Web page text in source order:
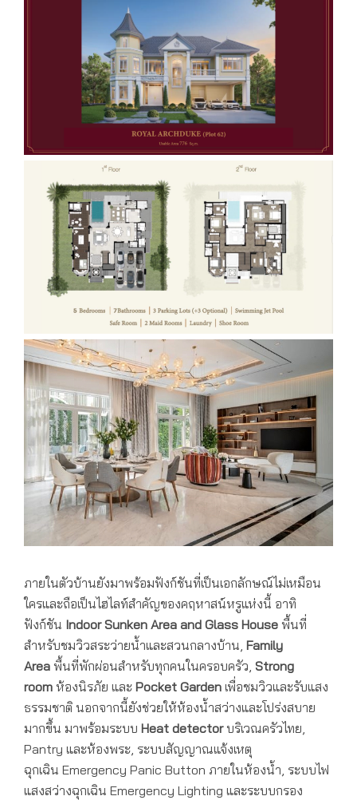
ภายในตัวบ้านยังมาพร้อมฟังก์ชันที่เป็นเอกลักษณ์ไม่เหมือน
ใครและถือเป็นไฮไลท์สำคัญของคฤหาสน์หรูแห่งนี้ อาทิ
ฟังก์ชัน Indoor Sunken Area and Glass House พื้นที่
สำหรับชมวิวสระว่ายน้ำและสวนกลางบ้าน, Family
Area พื้นที่พักผ่อนสำหรับทุกคนในครอบครัว, Strong
room ห้องนิรภัย และ Pocket Garden เพื่อชมวิวและรับแสง
ธรรมชาติ นอกจากนี้ยังช่วยให้ห้องน้ำสว่างและโปร่งสบาย
มากขึ้น มาพร้อมระบบ Heat detector บริเวณครัวไทย,
Pantry และห้องพระ, ระบบสัญญาณแจ้งเหตุ
ฉุกเฉิน Emergency Panic Button ภายในห้องน้ำ, ระบบไฟ
แสงสว่างฉุกเฉิน Emergency Lighting และระบบกรอง